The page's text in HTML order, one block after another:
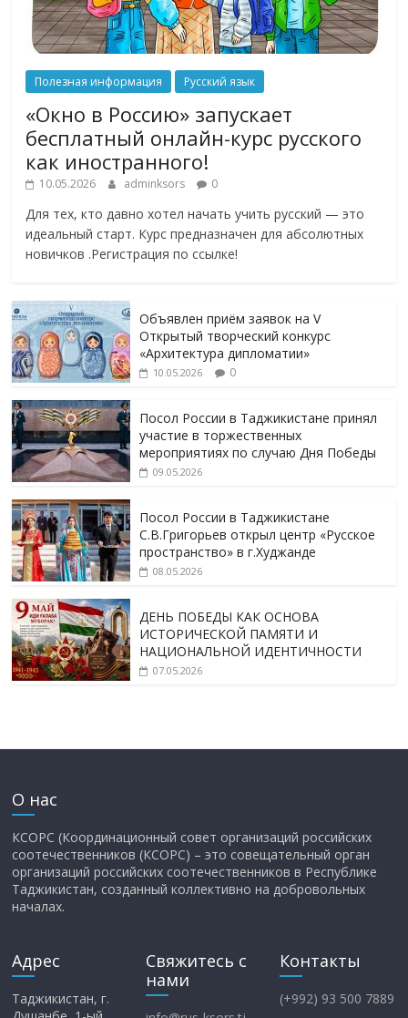
Полезная информация Русский язык
«Окно в Россию» запускает
бесплатный онлайн-курс русского
как иностранного!
10.05.2026 adminksors 0
Для тех, кто давно хотел начать учить русский — это
идеальный старт. Курс предназначен для абсолютных
новичков .Регистрация по ссылке!
Объявлен приём заявок на V
Открытый творческий конкурс
«Архитектура дипломатии»
10.05.2026 0
Посол России в Таджикистане принял
участие в торжественных
мероприятиях по случаю Дня Победы
09.05.2026
Посол России в Таджикистане
С.В.Григорьев открыл центр «Русское
пространство» в г.Худжанде
08.05.2026
ДЕНЬ ПОБЕДЫ КАК ОСНОВА
ИСТОРИЧЕСКОЙ ПАМЯТИ И
НАЦИОНАЛЬНОЙ ИДЕНТИЧНОСТИ
07.05.2026
О нас
КСОРС (Координационный совет организаций российских
соотечественников (КСОРС) – это совещательный орган
организаций российских соотечественников в Республике
Таджикистан, созданный коллективно на добровольных
началах.
Адрес
Таджикистан, г.
Свяжитесь с
нами
Контакты
(+992) 93 500 7889